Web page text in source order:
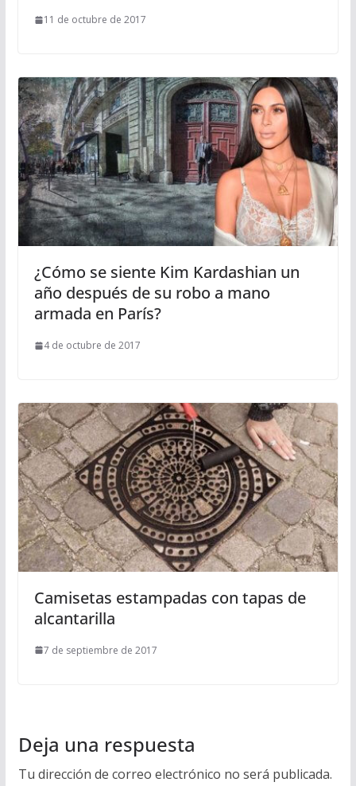
11 de octubre de 2017
¿Cómo se siente Kim Kardashian un
año después de su robo a mano
armada en París?
4 de octubre de 2017
Camisetas estampadas con tapas de
alcantarilla
7 de septiembre de 2017
Deja una respuesta
Tu dirección de correo electrónico no será publicada.